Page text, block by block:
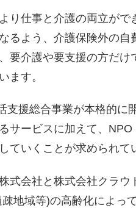
り仕事と介護の両立が
るよう、介護保険外の
要介護や要支援の方だ
ます。
支援総合事業が本格的に
サービスに加えて、
ていくことが求められて
式会社と株式会社クラ
地域等)の高齢化によっ